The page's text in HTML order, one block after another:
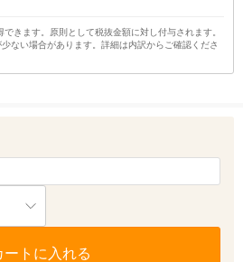
きます。原則として税抜金額に対し付与されます。
ない場合があります。詳細は内訳からご確認くださ
ートに入れる